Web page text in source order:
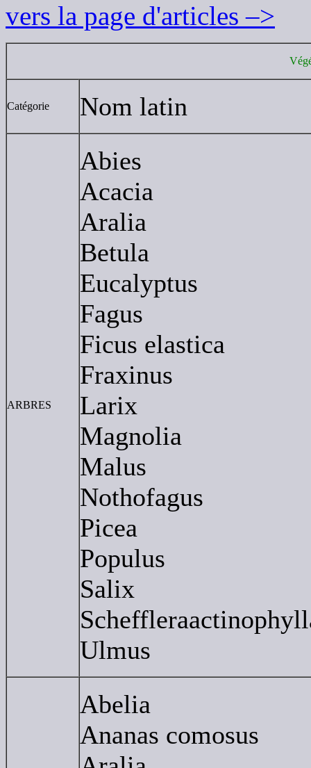
vers la page d'articles –>
Catégorie Nom latin
ARBRES
Abies
Acacia
Aralia
Betula
Eucalyptus
Fagus
Ficus elastica
Fraxinus
Larix
Magnolia
Malus
Nothofagus
Picea
Populus
Salix
Ulmus
Abelia
Ananas comosus